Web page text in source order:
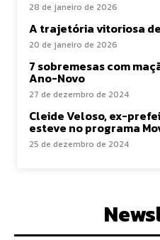
28 de janeiro de 2026
A trajetória vitoriosa
20 de janeiro de 2026
7 sobremesas com
Ano-Novo
27 de dezembro de 2024
Cleide Veloso, ex-
esteve no programa
25 de dezembro de 2024